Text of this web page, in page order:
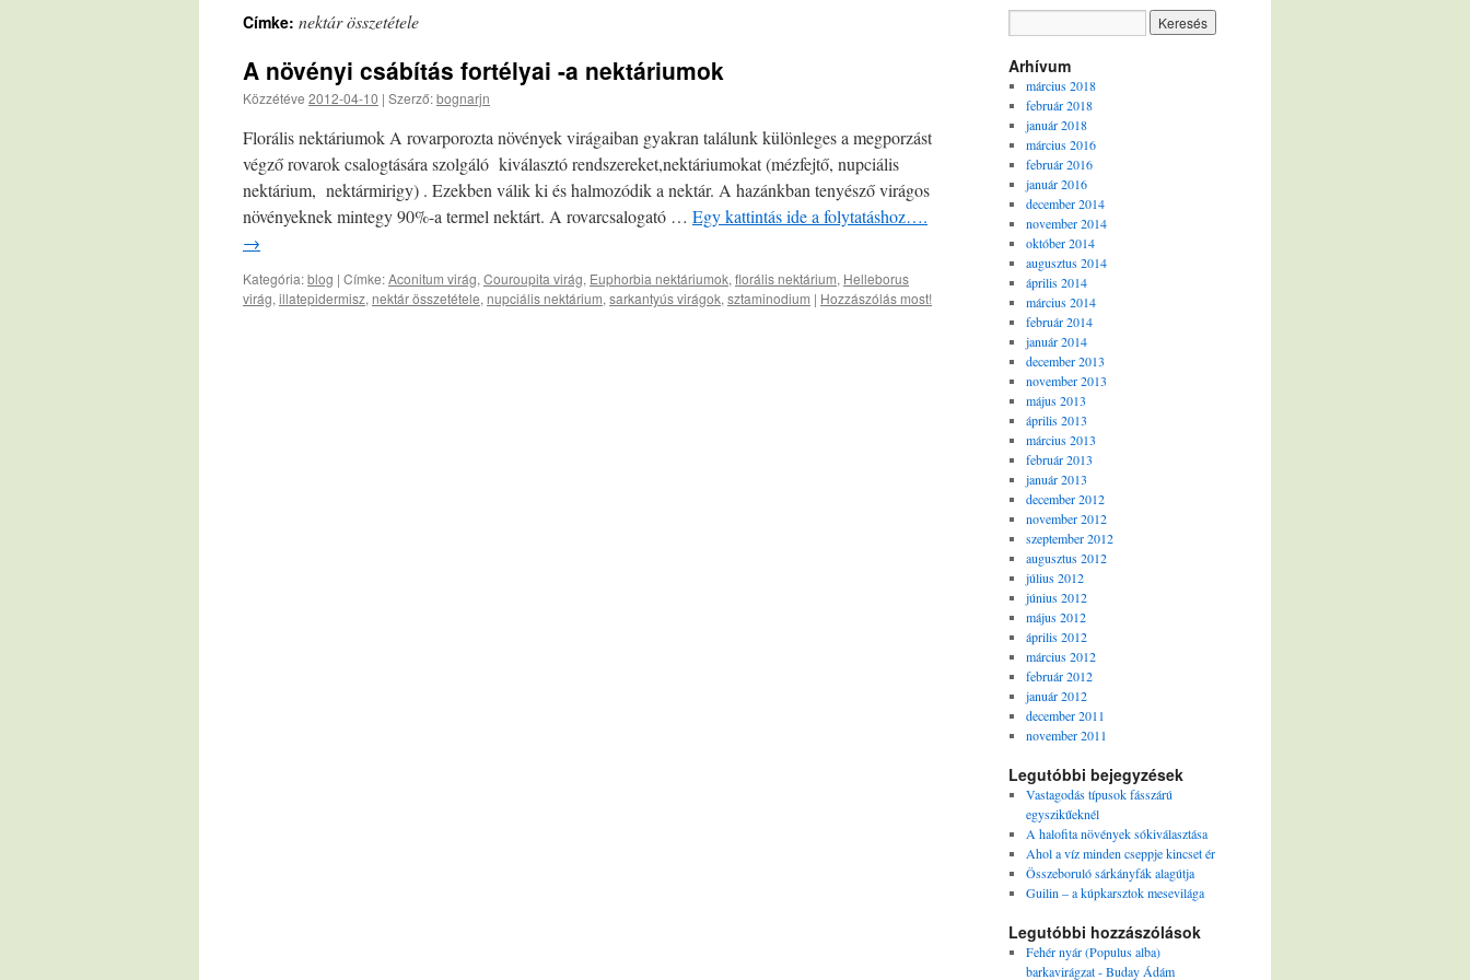
Címke: nektár összetétele
A növényi csábítás fortélyai -a nektáriumok
Közzétéve 2012-04-10 | Szerző:bognarjn
Florális nektáriumok A rovarporozta növények virágaiban gyakran találunk különleges a megporzást
végző rovarok csalogtására szolgáló kiválasztó rendszereket,nektáriumokat (mézfejtő, nupciális
nektárium, nektármirigy) . Ezekben válik ki és halmozódik a nektár. A hazánkban tenyésző virágos
növényeknek mintegy 90%-a termel nektárt. A rovarcsalogató … Egy kattintás ide a folytatáshoz….
→
Kategória:blog | Címke:Aconitum virág, Couroupita virág, Euphorbia nektáriumok, florális nektárium, Helleborus
virág, illatepidermisz, nektár összetétele, nupciális nektárium, sarkantyús virágok, sztaminodium | Hozzászólás most!
Arhívum
március 2018
február 2018
január 2018
március 2016
február 2016
január 2016
december 2014
november 2014
október 2014
augusztus 2014
április 2014
március 2014
február 2014
január 2014
december 2013
november 2013
május 2013
április 2013
március 2013
február 2013
január 2013
december 2012
november 2012
szeptember 2012
augusztus 2012
július 2012
június 2012
május 2012
április 2012
március 2012
február 2012
január 2012
december 2011
november 2011
Legutóbbi bejegyzések
Vastagodás típusok fásszárú
egyszikűeknél
A halofita növények sókiválasztása
Ahol a víz minden cseppje kincset ér
Összeboruló sárkányfák alagútja
Guilin – a kúpkarsztok mesevilága
Legutóbbi hozzászólások
Fehér nyár (Populus alba)
barkavirágzat - Buday Ádám